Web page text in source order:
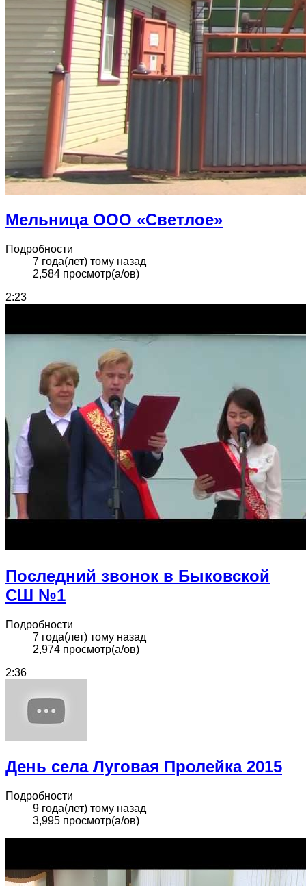
Мельница ООО «Светлое»
Подробности
7 года(лет) тому назад
2,584 просмотр(а/ов)
2:23
Последний звонок в Быковской
СШ №1
Подробности
7 года(лет) тому назад
2,974 просмотр(а/ов)
2:36
День села Луговая Пролейка 2015
Подробности
9 года(лет) тому назад
3,995 просмотр(а/ов)